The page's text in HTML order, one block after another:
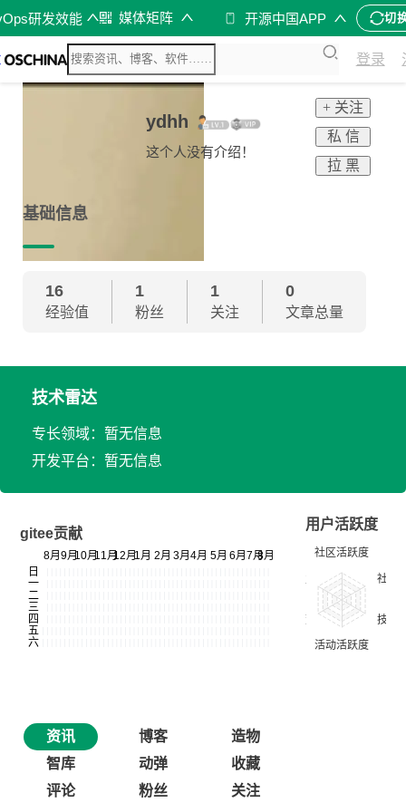
研发效能 媒体矩阵 开源中国APP 切
登录
ydhh
这个人没有介绍！
+ 关注
私 信
拉 黑
基础信息
16
经验值
1
粉丝
1
关注
0
文章总量
技术雷达
专长领域：暂无信息
开发平台：暂无信息
gitee贡献
用户活跃度
资讯 博客
造物
智库
动弹
收藏
评论
粉丝 关注